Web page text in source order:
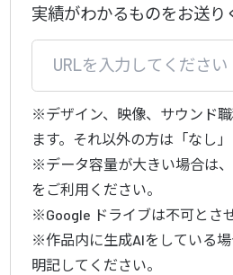
実績がわかるものをお送り
※デザイン、映像、サウンド
ます。それ以外の方は「なし」
※データ容量が大きい場合は
をご利用ください。
※Google ドライブは不可とさ
※作品内に生成AIをしている
明記してください。